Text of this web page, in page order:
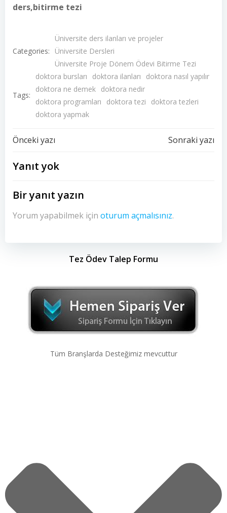
ders,bitirme tezi
Categories:
Üniversite ders ilanları ve projeler
Üniversite Dersleri
Üniversite Proje Dönem Ödevi Bitirme Tezi
Tags:
doktora bursları doktora ilanları
doktora nasıl yapılır
doktora ne demek doktora nedir
doktora programları
doktora tezi
doktora tezleri
doktora yapmak
Yazı
dolaşımı
Önceki yazı Sonraki yazı
Yanıt yok
Bir yanıt yazın
Yorum yapabilmek için oturum açmalısınız.
Tez Ödev Talep Formu
Tüm Branşlarda Desteğimiz mevcuttur